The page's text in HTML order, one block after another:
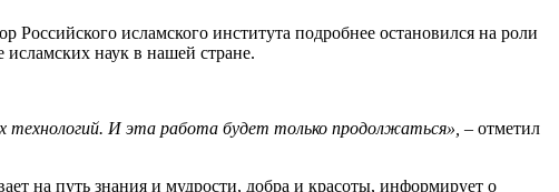
исламского института подробнее остановился на роли
наук в нашей стране.
технологий. И эта работа будет только продолжаться», – отметил
на путь знания и мудрости, добра и красоты, информирует о